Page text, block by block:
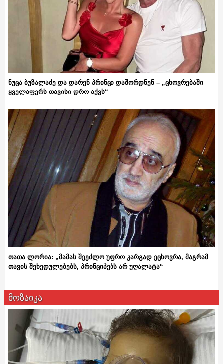
ნუცა ბუზალაძე და დარენ პრინცი დაშორდნენ – „ცხოვრებაში
ყველაფერს თავისი დრო აქვს“
თათა ლორია: „მამას შეეძლო უფრო კარგად ეცხოვრა, მაგრამ
თავის შეხედულებებს, პრინციპებს არ უღალატა“
მოზაიკა